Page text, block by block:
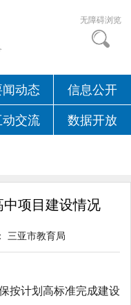
无障碍浏览
闻动态 信息公开
动交流 数据开放
项目建设情况
三亚市教育局
按计划高标准完成建设